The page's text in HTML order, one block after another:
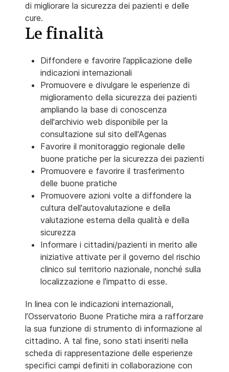
di migliorare la sicurezza dei pazienti e delle
cure.
Le finalità
Diffondere e favorire l’applicazione delle
indicazioni internazionali
Promuovere e divulgare le esperienze di
miglioramento della sicurezza dei pazienti
ampliando la base di conoscenza
dell'archivio web disponibile per la
consultazione sul sito dell'Agenas
Favorire il monitoraggio regionale delle
buone pratiche per la sicurezza dei pazienti
Promuovere e favorire il trasferimento
delle buone pratiche
Promuovere azioni volte a diffondere la
cultura dell'autovalutazione e della
valutazione esterna della qualità e della
sicurezza
Informare i cittadini/pazienti in merito alle
iniziative attivate per il governo del rischio
clinico sul territorio nazionale, nonché sulla
localizzazione e l'impatto di esse.
In linea con le indicazioni internazionali,
l’Osservatorio Buone Pratiche mira a rafforzare
la sua funzione di strumento di informazione al
cittadino. A tal fine, sono stati inseriti nella
scheda di rappresentazione delle esperienze
specifici campi definiti in collaborazione con